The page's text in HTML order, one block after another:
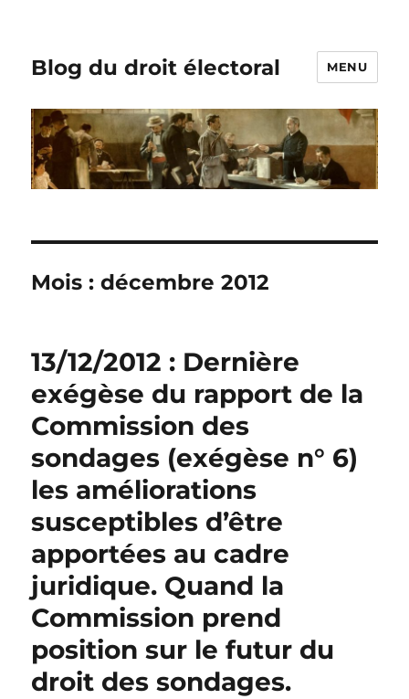
Blog du droit électoral MENU
Mois :décembre 2012
13/12/2012 : Dernière
exégèse du rapport de la
Commission des
sondages (exégèse n° 6)
les améliorations
susceptibles d’être
apportées au cadre
juridique. Quand la
Commission prend
position sur le futur du
droit des sondages.